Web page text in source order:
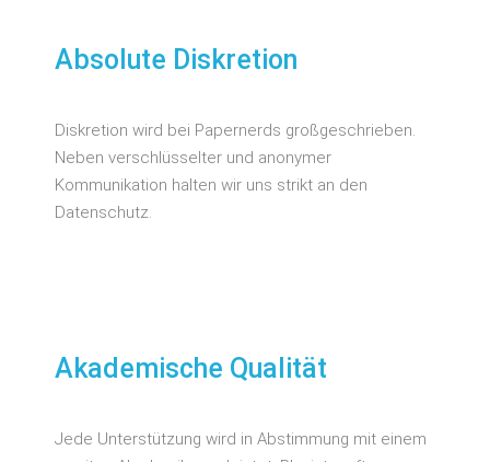
Absolute Diskretion
Diskretion wird bei Papernerds großgeschrieben.
Neben verschlüsselter und anonymer
Kommunikation halten wir uns strikt an den
Datenschutz.
Akademische Qualität
Jede Unterstützung wird in Abstimmung mit einem